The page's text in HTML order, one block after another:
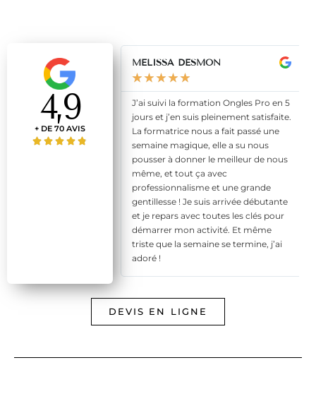
4,9
+ DE 70 AVIS
prothésiste
et j'en suis très
et Virginie ont été
et ont su m'apporter
MELISSA DESMON
★★★★★
J’ai suivi la formation Ongles Pro en 5
jours et j’en suis pleinement satisfaite.
La formatrice nous a fait passé une
semaine magique, elle a su nous
pousser à donner le meilleur de nous
même, et tout ça avec
professionnalisme et une grande
gentillesse ! Je suis arrivée débutante
et je repars avec toutes les clés pour
démarrer mon activité. Et même
triste que la semaine se termine, j’ai
adoré !
DEVIS EN LIGNE